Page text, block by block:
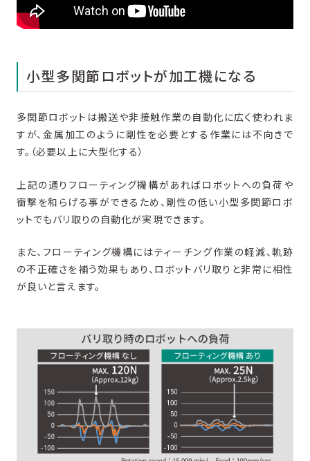
小型多関節ロボットが加工機になる
多関節ロボットは搬送や非接触作業の自動化に広く使われま
すが、金属加工のように剛性を必要とする作業には不向きで
す。（必要以上に大型化する）
上記の通りフローティング機構があればロボットへの負荷や
衝撃を和らげる事ができるため、剛性の低い小型多関節ロボ
ットでもバリ取りの自動化が実現できます。
また、フローティング機構にはティーチング作業の軽減、軌跡
の不正確さを補う効果もあり、ロボットバリ取りと非常に相性
が良いと言えます。